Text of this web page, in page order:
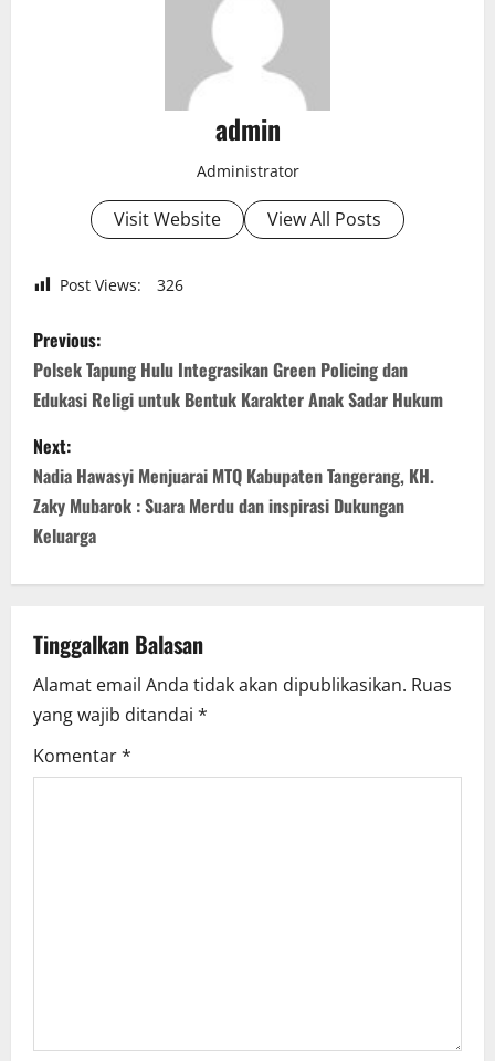
admin
Administrator
Visit Website View All Posts
Post Views: 326
P
o
s
t
n
i
g
a
t
Previous:
Polsek Tapung Hulu Integrasikan Green Policing dan
Edukasi Religi untuk Bentuk Karakter Anak Sadar Hukum
Next:
Nadia Hawasyi Menjuarai MTQ Kabupaten Tangerang, KH.
Zaky Mubarok : Suara Merdu dan inspirasi Dukungan
Keluarga
Tinggalkan Balasan
Alamat email Anda tidak akan dipublikasikan. Ruas
yang wajib ditandai *
Komentar*